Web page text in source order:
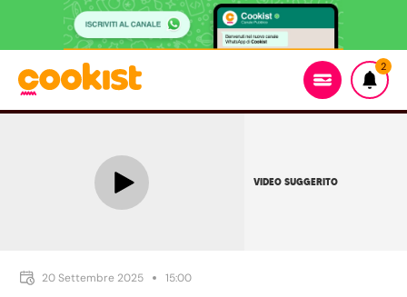
2
VIDEO SUGGERITO
20 Settembre 2025 15:00